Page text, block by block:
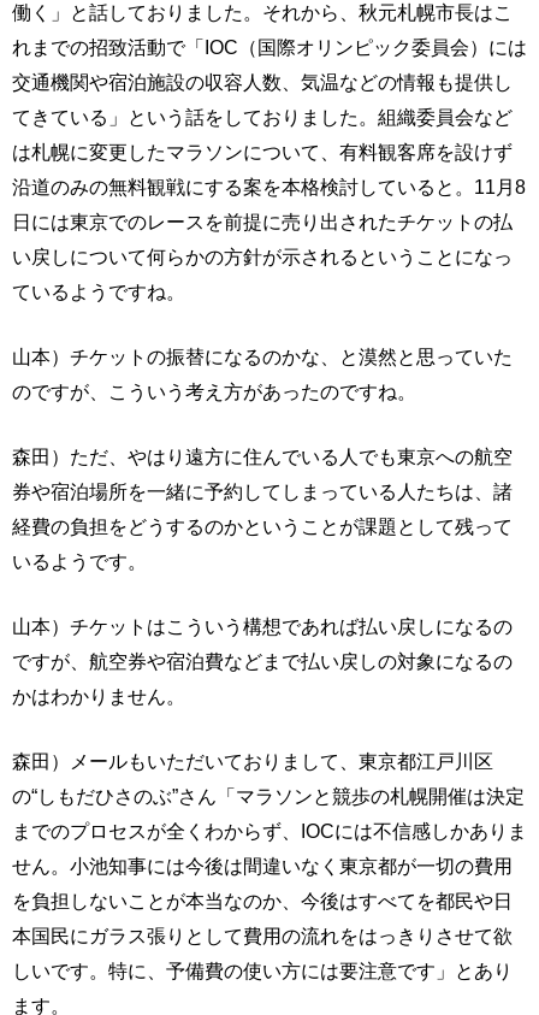
働く」と話しておりました。それから、秋元札幌市長はこ
れまでの招致活動で「IOC（国際オリンピック委員会）には
交通機関や宿泊施設の収容人数、気温などの情報も提供し
てきている」という話をしておりました。組織委員会など
は札幌に変更したマラソンについて、有料観客席を設けず
沿道のみの無料観戦にする案を本格検討していると。11月8
日には東京でのレースを前提に売り出されたチケットの払
い戻しについて何らかの方針が示されるということになっ
ているようですね。
山本）チケットの振替になるのかな、と漠然と思っていた
のですが、こういう考え方があったのですね。
森田）ただ、やはり遠方に住んでいる人でも東京への航空
券や宿泊場所を一緒に予約してしまっている人たちは、諸
経費の負担をどうするのかということが課題として残って
いるようです。
山本）チケットはこういう構想であれば払い戻しになるの
ですが、航空券や宿泊費などまで払い戻しの対象になるの
かはわかりません。
森田）メールもいただいておりまして、東京都江戸川区
の“しもだひさのぶ”さん「マラソンと競歩の札幌開催は決定
までのプロセスが全くわからず、IOCには不信感しかありま
せん。小池知事には今後は間違いなく東京都が一切の費用
を負担しないことが本当なのか、今後はすべてを都民や日
本国民にガラス張りとして費用の流れをはっきりさせて欲
しいです。特に、予備費の使い方には要注意です」とあり
ます。